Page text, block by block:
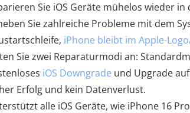
Sie iOS Geräte mühelos wieder
Sie zahlreiche Probleme mit dem
iPhone bleibt im Apple-
Sie zwei Reparaturmodi an:
iOS Downgrade und Upgrade
Erfolg und kein Datenverlust.
alle iOS Geräte, wie iPhone 16